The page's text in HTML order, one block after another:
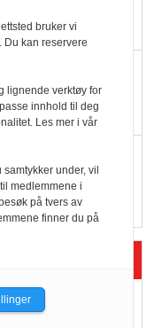
1 milliard i
norske
bruker vi
Du kan reservere
lignende verktøy for
innhold til deg
Les mer i vår
under, vil
medlemmene i
på tvers av
finner du på